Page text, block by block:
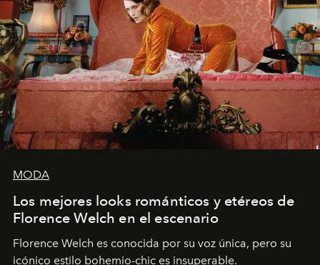
MODA
Los mejores looks románticos y etéreos de
Florence Welch en el escenario
Florence Welch es conocida por su voz única, pero su
icónico estilo bohemio-chic es insuperable.